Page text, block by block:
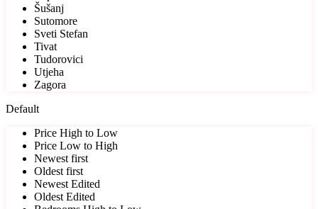
Šušanj
Sutomore
Sveti Stefan
Tivat
Tudorovici
Utjeha
Zagora
Default
Price High to Low
Price Low to High
Newest first
Oldest first
Newest Edited
Oldest Edited